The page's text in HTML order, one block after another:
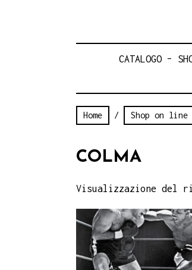
CATALOGO –
Home / Shop on line
COLMA
Visualizzazione del